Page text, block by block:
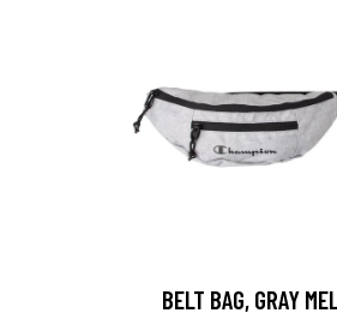
BELT BAG, GRAY